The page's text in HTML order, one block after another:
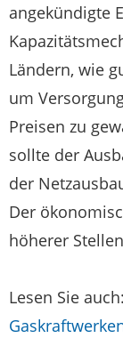
angekündigte
Ländern, wie
um
Preisen zu
sollte der
der
Der
höherer
Lesen Sie auch: